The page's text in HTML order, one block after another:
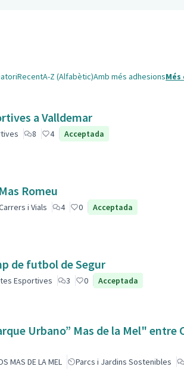
RecentA-Z (Alfabètic)Amb més adhesions
a Valldemar
8 4 Acceptada
Romeu
i Vials 4 0 Acceptada
de futbol de Segur
Esportives 3 0 Acceptada
Urbano” Mas de la Mel" entre
MAS DE LA MEL Parcs i Jardins Sostenibles